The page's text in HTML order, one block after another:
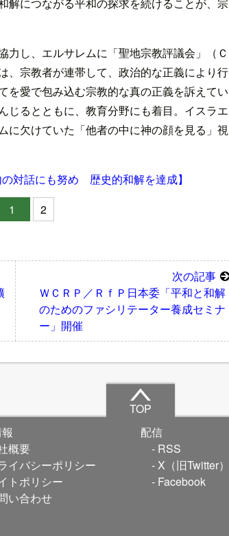
力し、エルサレムに「聖地宗教評議会」（Ｃ
、宗教者が連帯して、政治的な正義により行
を愛で包み込む宗教的な真の正義を訴えてい
じるとともに、教育分野にも着目。イスラエ
に欠けていた「他者の中に神の顔を見る」視
の対話にも努め 歴史的和解を達成】
1
2
次の記事
ＷＣＲＰ／ＲｆＰ日本委「平和と和解
のためのファシリテーター養成セミナ
ー」開催
TOP
概要
イバシーポリシー
トポリシー
い合わせ
配信
RSS
X（旧Twitter）
Facebook